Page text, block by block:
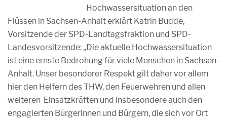
Hochwassersituation an den
Flüssen in Sachsen-Anhalt erklärt Katrin Budde,
Vorsitzende der SPD-Landtagsfraktion und SPD-
Landesvorsitzende: „Die aktuelle Hochwassersituation
ist eine ernste Bedrohung für viele Menschen in Sachsen-
Anhalt. Unser besonderer Respekt gilt daher vor allem
hier den Helfern des THW, den Feuerwehren und allen
weiteren Einsatzkräften und insbesondere auch den
engagierten Bürgerinnen und Bürgern, die sich vor Ort